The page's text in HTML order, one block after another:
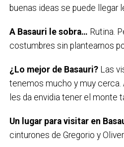
buenas ideas se puede llegar
A Basauri le sobra… Rutina.
costumbres sin plantearnos
¿Lo mejor de Basauri?Las
tenemos mucho y muy cerca.
les da envidia tener el monte
Un lugar para visitar en
cinturones de Gregorio y